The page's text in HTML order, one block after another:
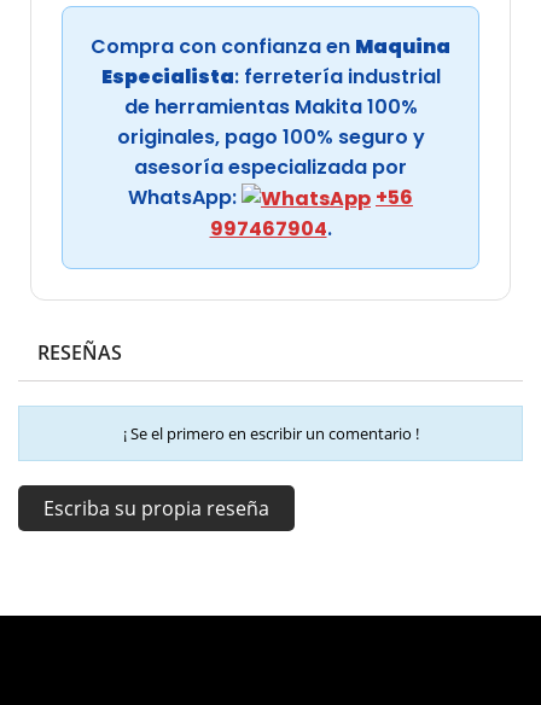
Compra con confianza en Maquina
Especialista: ferretería industrial
de herramientas Makita 100%
originales, pago 100% seguro y
asesoría especializada por
WhatsApp:
+56
997467904.
RESEÑAS
¡ Se el primero en escribir un comentario !
Escriba su propia reseña